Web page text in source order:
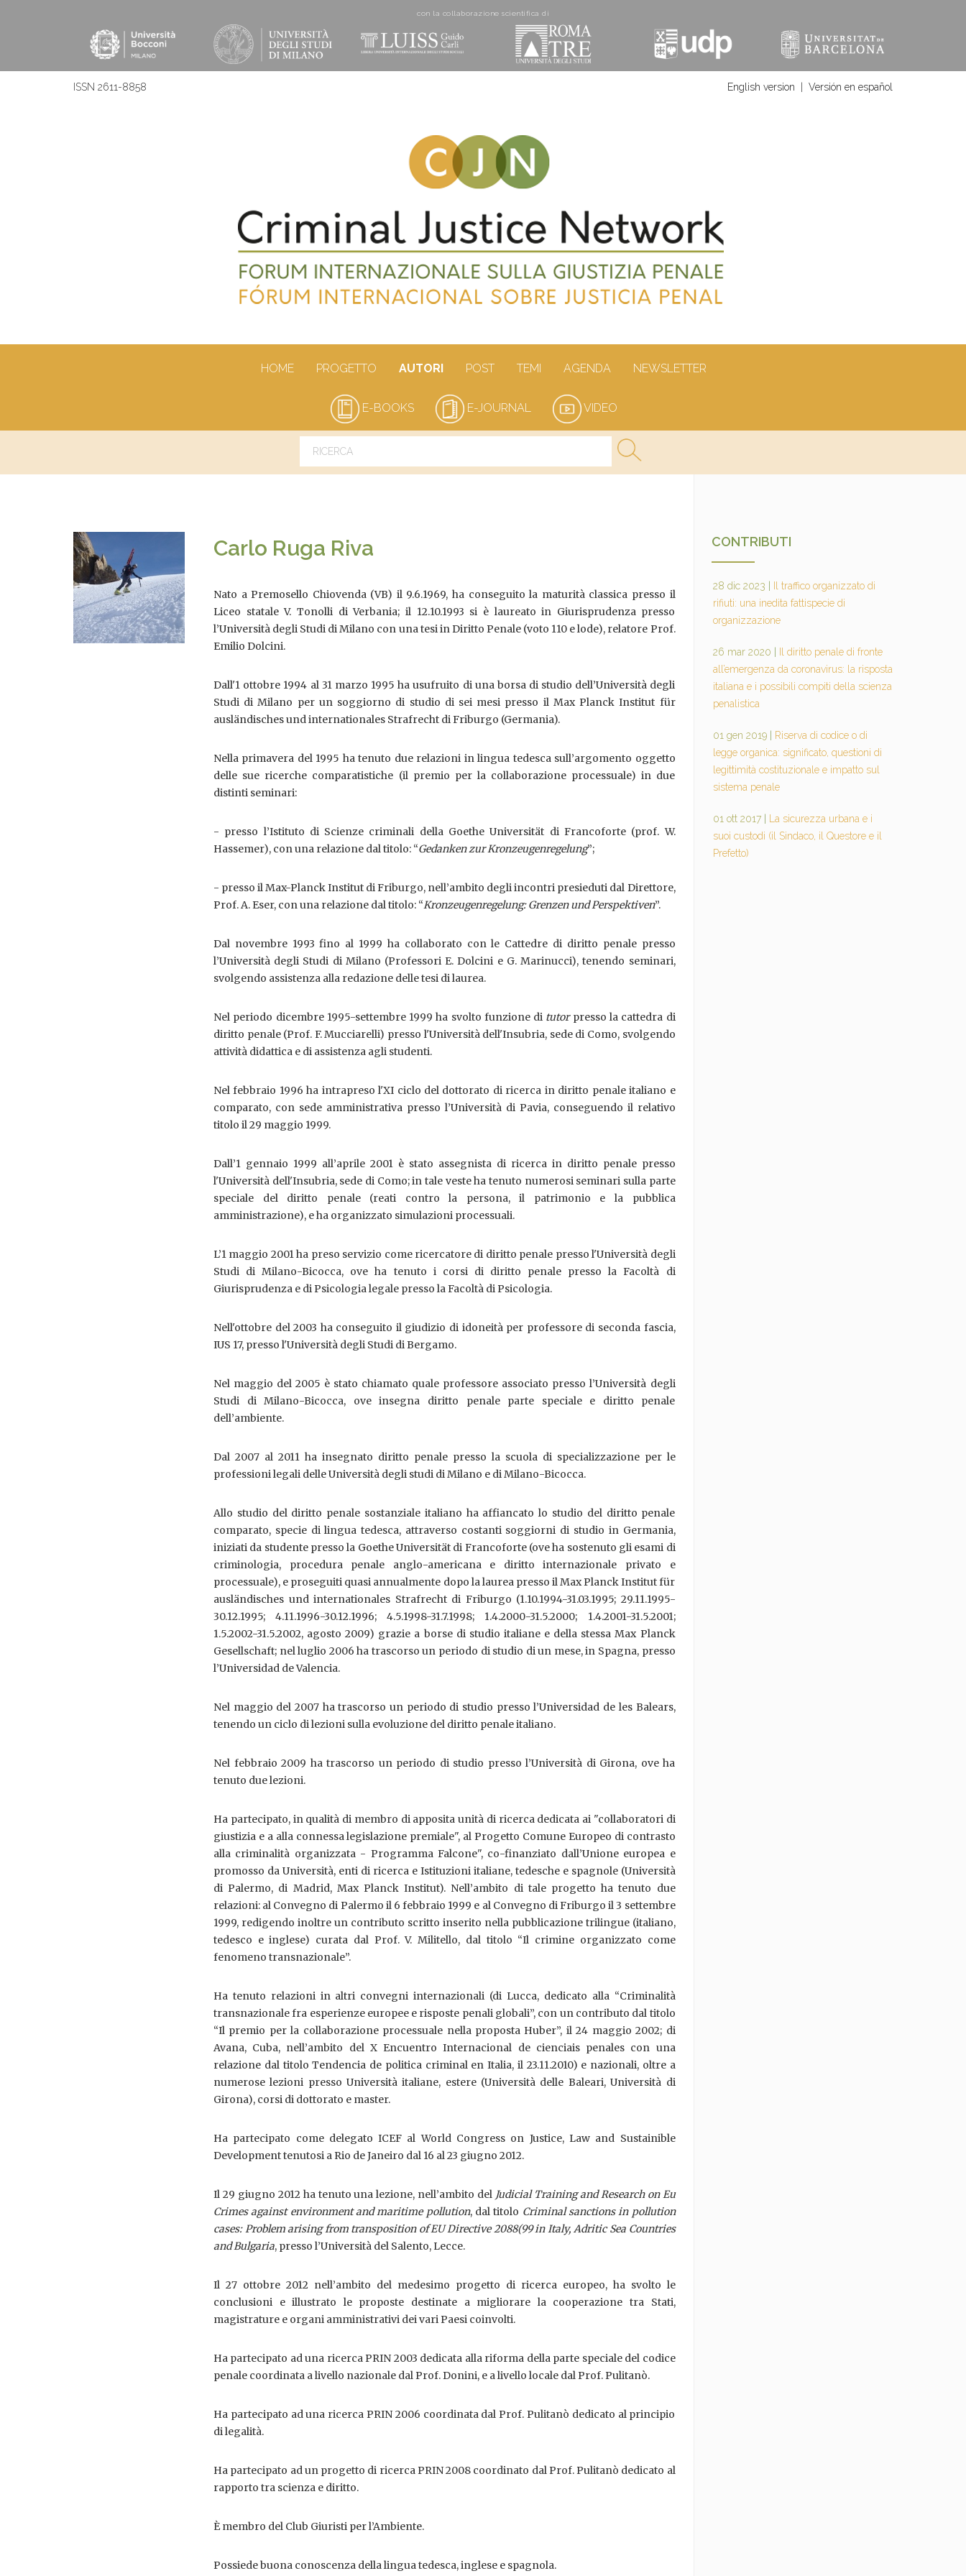
con la collaborazione scientifica di
ISSN 2611-8858 English version Versión en español
HOME PROGETTO AUTORI POST TEMI AGENDA NEWSLETTER
E-BOOKS E-JOURNAL VIDEO
Carlo Ruga Riva
Nato a Premosello Chiovenda (VB) il 9.6.1969, ha conseguito la maturità classica presso il
Liceo statale V. Tonolli di Verbania; il 12.10.1993 si è laureato in Giurisprudenza presso
l’Università degli Studi di Milano con una tesi in Diritto Penale (voto 110 e lode), relatore Prof.
Emilio Dolcini.
Dall'1 ottobre 1994 al 31 marzo 1995 ha usufruito di una borsa di studio dell’Università degli
Studi di Milano per un soggiorno di studio di sei mesi presso il Max Planck Institut für
ausländisches und internationales Strafrecht di Friburgo (Germania).
Nella primavera del 1995 ha tenuto due relazioni in lingua tedesca sull’argomento oggetto
delle sue ricerche comparatistiche (il premio per la collaborazione processuale) in due
distinti seminari:
- presso l’Istituto di Scienze criminali della Goethe Universität di Francoforte (prof. W.
Hassemer), con una relazione dal titolo: “Gedanken zur Kronzeugenregelung”;
- presso il Max-Planck Institut di Friburgo, nell’ambito degli incontri presieduti dal Direttore,
Prof. A. Eser, con una relazione dal titolo: “Kronzeugenregelung: Grenzen und Perspektiven”.
Dal novembre 1993 fino al 1999 ha collaborato con le Cattedre di diritto penale presso
l’Università degli Studi di Milano (Professori E. Dolcini e G. Marinucci), tenendo seminari,
svolgendo assistenza alla redazione delle tesi di laurea.
Nel periodo dicembre 1995-settembre 1999 ha svolto funzione di tutor presso la cattedra di
diritto penale (Prof. F. Mucciarelli) presso l'Università dell'Insubria, sede di Como, svolgendo
attività didattica e di assistenza agli studenti.
Nel febbraio 1996 ha intrapreso l'XI ciclo del dottorato di ricerca in diritto penale italiano e
comparato, con sede amministrativa presso l’Università di Pavia, conseguendo il relativo
titolo il 29 maggio 1999.
Dall’1 gennaio 1999 all’aprile 2001 è stato assegnista di ricerca in diritto penale presso
l'Università dell'Insubria, sede di Como; in tale veste ha tenuto numerosi seminari sulla parte
speciale del diritto penale (reati contro la persona, il patrimonio e la pubblica
amministrazione), e ha organizzato simulazioni processuali.
L’1 maggio 2001 ha preso servizio come ricercatore di diritto penale presso l'Università degli
Studi di Milano-Bicocca, ove ha tenuto i corsi di diritto penale presso la Facoltà di
Giurisprudenza e di Psicologia legale presso la Facoltà di Psicologia.
Nell'ottobre del 2003 ha conseguito il giudizio di idoneità per professore di seconda fascia,
IUS 17, presso l'Università degli Studi di Bergamo.
Nel maggio del 2005 è stato chiamato quale professore associato presso l’Università degli
Studi di Milano-Bicocca, ove insegna diritto penale parte speciale e diritto penale
dell’ambiente.
Dal 2007 al 2011 ha insegnato diritto penale presso la scuola di specializzazione per le
professioni legali delle Università degli studi di Milano e di Milano-Bicocca.
Allo studio del diritto penale sostanziale italiano ha affiancato lo studio del diritto penale
comparato, specie di lingua tedesca, attraverso costanti soggiorni di studio in Germania,
iniziati da studente presso la Goethe Universität di Francoforte (ove ha sostenuto gli esami di
criminologia, procedura penale anglo-americana e diritto internazionale privato e
processuale), e proseguiti quasi annualmente dopo la laurea presso il Max Planck Institut für
ausländisches und internationales Strafrecht di Friburgo (1.10.1994-31.03.1995; 29.11.1995-
30.12.1995; 4.11.1996-30.12.1996; 4.5.1998-31.7.1998; 1.4.2000-31.5.2000; 1.4.2001-31.5.2001;
1.5.2002-31.5.2002, agosto 2009) grazie a borse di studio italiane e della stessa Max Planck
Gesellschaft; nel luglio 2006 ha trascorso un periodo di studio di un mese, in Spagna, presso
l’Universidad de Valencia.
Nel maggio del 2007 ha trascorso un periodo di studio presso l’Universidad de les Balears,
tenendo un ciclo di lezioni sulla evoluzione del diritto penale italiano.
Nel febbraio 2009 ha trascorso un periodo di studio presso l’Università di Girona, ove ha
tenuto due lezioni.
Ha partecipato, in qualità di membro di apposita unità di ricerca dedicata ai "collaboratori di
giustizia e a alla connessa legislazione premiale", al Progetto Comune Europeo di contrasto
alla criminalità organizzata - Programma Falcone", co-finanziato dall’Unione europea e
promosso da Università, enti di ricerca e Istituzioni italiane, tedesche e spagnole (Università
di Palermo, di Madrid, Max Planck Institut). Nell’ambito di tale progetto ha tenuto due
relazioni: al Convegno di Palermo il 6 febbraio 1999 e al Convegno di Friburgo il 3 settembre
1999, redigendo inoltre un contributo scritto inserito nella pubblicazione trilingue (italiano,
tedesco e inglese) curata dal Prof. V. Militello, dal titolo “Il crimine organizzato come
fenomeno transnazionale”.
Ha tenuto relazioni in altri convegni internazionali (di Lucca, dedicato alla “Criminalità
transnazionale fra esperienze europee e risposte penali globali”, con un contributo dal titolo
“Il premio per la collaborazione processuale nella proposta Huber”, il 24 maggio 2002; di
Avana, Cuba, nell’ambito del X Encuentro Internacional de cienciais penales con una
relazione dal titolo Tendencia de politica criminal en Italia, il 23.11.2010) e nazionali, oltre a
numerose lezioni presso Università italiane, estere (Università delle Baleari, Università di
Girona), corsi di dottorato e master.
Ha partecipato come delegato ICEF al World Congress on Justice, Law and Sustainible
Development tenutosi a Rio de Janeiro dal 16 al 23 giugno 2012.
Il 29 giugno 2012 ha tenuto una lezione, nell’ambito del Judicial Training and Research on Eu
Crimes against environment and maritime pollution, dal titolo Criminal sanctions in pollution
cases: Problem arising from transposition of EU Directive 2088(99 in Italy, Adritic Sea Countries
and Bulgaria, presso l’Università del Salento, Lecce.
Il 27 ottobre 2012 nell’ambito del medesimo progetto di ricerca europeo, ha svolto le
conclusioni e illustrato le proposte destinate a migliorare la cooperazione tra Stati,
magistrature e organi amministrativi dei vari Paesi coinvolti.
Ha partecipato ad una ricerca PRIN 2003 dedicata alla riforma della parte speciale del codice
penale coordinata a livello nazionale dal Prof. Donini, e a livello locale dal Prof. Pulitanò.
Ha partecipato ad una ricerca PRIN 2006 coordinata dal Prof. Pulitanò dedicato al principio
di legalità.
Ha partecipato ad un progetto di ricerca PRIN 2008 coordinato dal Prof. Pulitanò dedicato al
rapporto tra scienza e diritto.
È membro del Club Giuristi per l’Ambiente.
Possiede buona conoscenza della lingua tedesca, inglese e spagnola.
CONTRIBUTI
28 dic 2023
Il traffico organizzato di
rifiuti: una inedita fattispecie di
organizzazione
26 mar 2020
Il diritto penale di fronte
all’emergenza da coronavirus: la risposta
italiana e i possibili compiti della scienza
penalistica
01 gen 2019
Riserva di codice o di
legge organica: significato, questioni di
legittimità costituzionale e impatto sul
sistema penale
01 ott 2017
La sicurezza urbana e i
suoi custodi (il Sindaco, il Questore e il
Prefetto)